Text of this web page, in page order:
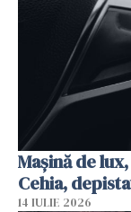
Mașină de
Cehia,
14 IULIE 2026